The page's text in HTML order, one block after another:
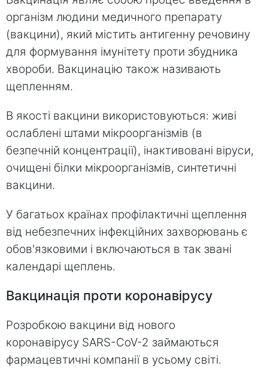
організм людини медичного препарату
(вакцини), який містить антигенну речовину
для формування імунітету проти збудника
хвороби. Вакцинацію також називають
щепленням.
В якості вакцини використовуються: живі
ослаблені штами мікроорганізмів (в
безпечній концентрації), інактивовані віруси,
очищені білки мікроорганізмів, синтетичні
вакцини.
У багатьох країнах профілактичні щеплення
від небезпечних інфекційних захворювань є
обов'язковими і включаються в так звані
календарі щеплень.
Вакцинація проти коронавірусу
Розробкою вакцини від нового
коронавірусу SARS-CoV-2 займаються
фармацевтичні компанії в усьому світі.